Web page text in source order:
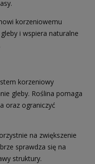
korzeniowemu
i wspiera naturalne
korzeniowy
gleby. Roślina pomaga
oraz ograniczyć
na zwiększenie
sprawdza się na
struktury.